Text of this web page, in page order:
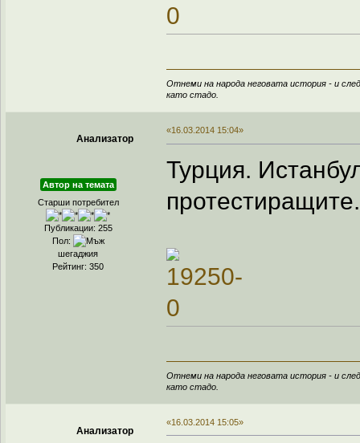
Отнеми на народа неговата история - и
като стадо.
Анализатор
Автор на темата
Старши потребител
Публикации: 255
Пол:
шегаджия
Рейтинг: 350
«16.03.2014 15:04»
Турция.
Отнеми на народа неговата история - и
като стадо.
Анализатор
«16.03.2014 15:05»